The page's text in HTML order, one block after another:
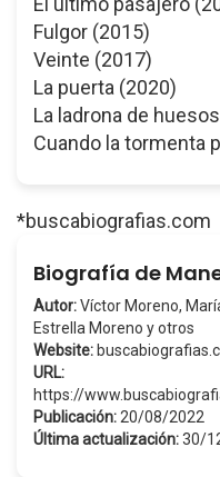
Fulgor (2015)
Veinte (2017)
La puerta (2020)
La ladrona de
Cuando la tormenta
*buscabiografias.com
Biografía de
Autor:Víctor Moreno,
Estrella Moreno y otros
Website:
URL:
https://
Publicación: 20/08/2022
Última actualización:30/